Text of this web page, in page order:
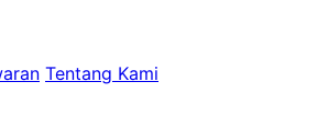
Tentang Kami